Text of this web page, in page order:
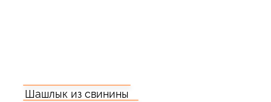
Шашлык из свинины